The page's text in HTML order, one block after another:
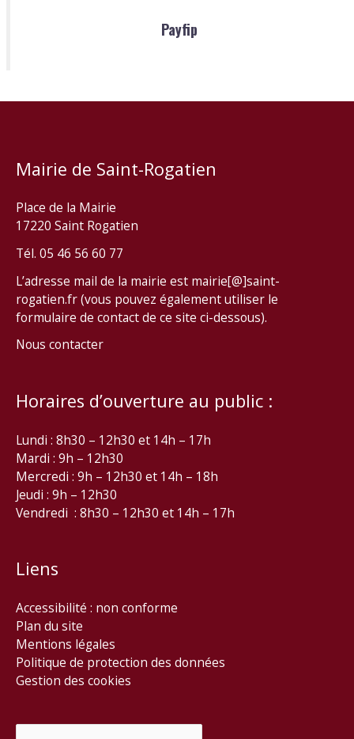
Payfip
Mairie de Saint-Rogatien
Place de la Mairie
17220 Saint Rogatien
Tél. 05 46 56 60 77
L’adresse mail de la mairie est mairie[@]saint-
rogatien.fr (vous pouvez également utiliser le
formulaire de contact de ce site ci-dessous).
Nous contacter
Horaires d’ouverture au public :
Lundi : 8h30 – 12h30 et 14h – 17h
Mardi : 9h – 12h30
Mercredi : 9h – 12h30 et 14h – 18h
Jeudi : 9h – 12h30
Vendredi : 8h30 – 12h30 et 14h – 17h
Liens
Accessibilité : non conforme
Plan du site
Mentions légales
Politique de protection des données
Gestion des cookies